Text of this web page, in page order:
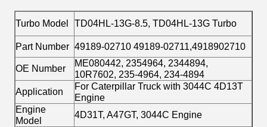
Turbo Model TD04HL-13G-8.5, TD04HL-13G Turbo
Part Number 49189-02710 49189-02711,4918902710
OE Number
ME080442, 2354964, 2344894,
10R7602, 235-4964, 234-4894
Application
For Caterpillar Truck with 3044C 4D13T
Engine
Engine
Model
4D31T, A47GT, 3044C Engine